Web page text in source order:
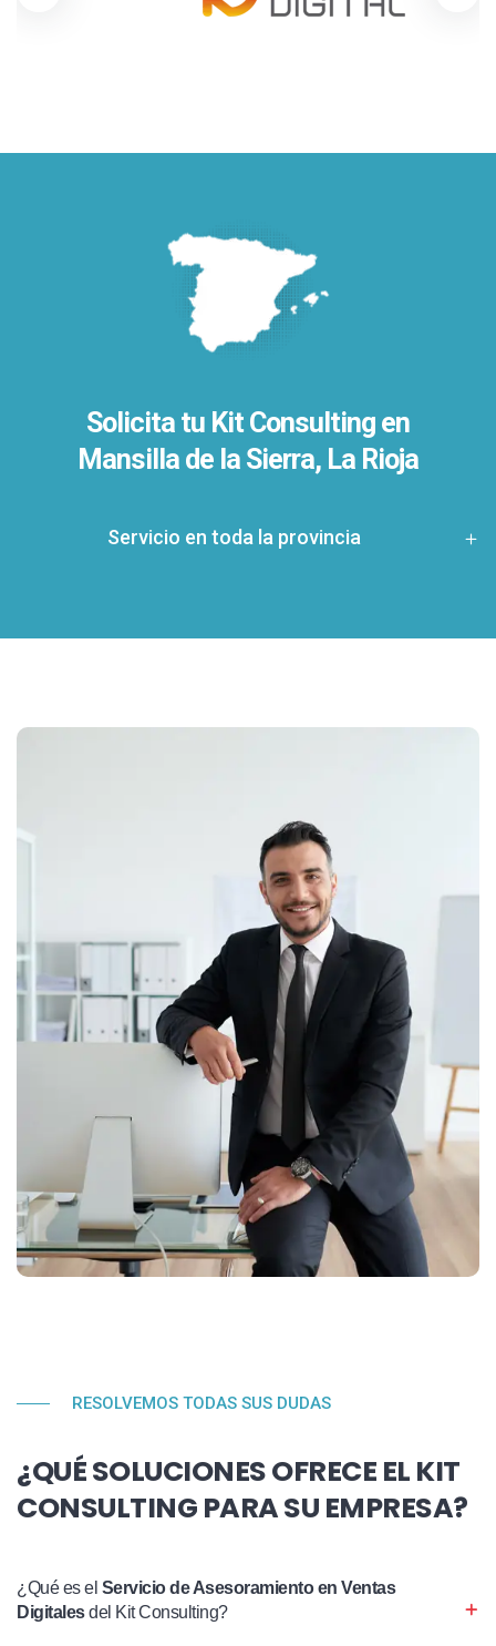
Solicita tu Kit Consulting en
Mansilla de la Sierra, La Rioja
Servicio en toda la provincia
RESOLVEMOS TODAS SUS DUDAS
¿QUÉ SOLUCIONES OFRECE EL KIT
CONSULTING PARA SU EMPRESA?
¿Qué es el Servicio de Asesoramiento en Ventas
Digitalesdel Kit Consulting?